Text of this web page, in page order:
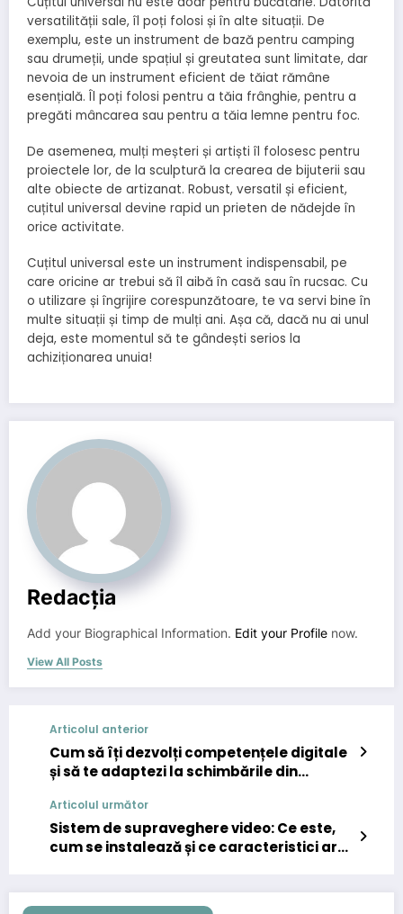
versatilității sale, îl poți folosi și în alte situații. De
exemplu, este un instrument de bază pentru camping
sau drumeții, unde spațiul și greutatea sunt limitate, dar
nevoia de un instrument eficient de tăiat rămâne
esențială. Îl poți folosi pentru a tăia frânghie, pentru a
pregăti mâncarea sau pentru a tăia lemne pentru foc.
De asemenea, mulți meșteri și artiști îl folosesc pentru
proiectele lor, de la sculptură la crearea de bijuterii sau
alte obiecte de artizanat. Robust, versatil și eficient,
cuțitul universal devine rapid un prieten de nădejde în
orice activitate.
Cuțitul universal este un instrument indispensabil, pe
care oricine ar trebui să îl aibă în casă sau în rucsac. Cu
o utilizare și îngrijire corespunzătoare, te va servi bine în
multe situații și timp de mulți ani. Așa că, dacă nu ai unul
deja, este momentul să te gândești serios la
achiziționarea unuia!
Redacția
Add your Biographical Information. Edit your Profile now.
View All Posts
Articolul anterior
Cum să îți dezvolți competențele digitale
și să te adaptezi la schimbările din
Articolul următor
Sistem de supraveghere video: Ce este,
cum se instalează și ce caracteristici are